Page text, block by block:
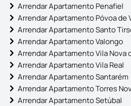
Arrendar Apartamento Penafiel
Arrendar Apartamento Póvoa de
Arrendar Apartamento Santo
Arrendar Apartamento Valongo
Arrendar Apartamento Vila Nova
Arrendar Apartamento Vila Real
Arrendar Apartamento Santarém
Arrendar Apartamento Torres
Arrendar Apartamento Setúbal